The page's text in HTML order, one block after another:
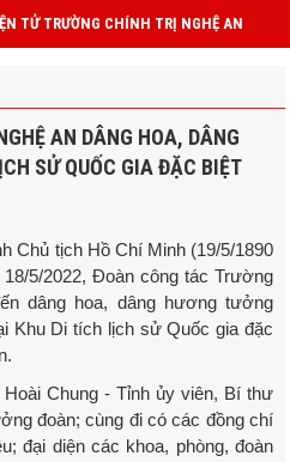
TỬ TRƯỜNG CHÍNH TRỊ NGHỆ AN
AN DÂNG HOA, DÂNG
SỬ QUỐC GIA ĐẶC BIỆT
Chủ tịch Hồ Chí Minh (19/5/1890
5/2022, Đoàn công tác Trường
dâng hoa, dâng hương tưởng
Khu Di tích lịch sử Quốc gia đặc
Chung - Tỉnh ủy viên, Bí thư
đoàn; cùng đi có các đồng chí
đại diện các khoa, phòng, đoàn